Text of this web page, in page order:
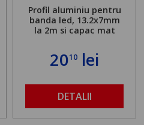
Profil aluminiu pentru
banda led, 13.2x7mm
la 2m si capac mat
2010 lei
DETALII